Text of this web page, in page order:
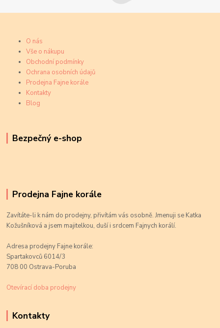
O nás
Vše o nákupu
Obchodní podmínky
Ochrana osobních údajů
Prodejna Fajne korále
Kontakty
Blog
Bezpečný e-shop
Prodejna Fajne korále
Zavítáte-li k nám do prodejny, přivítám vás osobně. Jmenuji se Katka
Kožušníková a jsem majitelkou, duší i srdcem Fajnych korálí.
Adresa prodejny Fajne korále:
Spartakovců 6014/3
708 00 Ostrava-Poruba
Otevírací doba prodejny
Kontakty